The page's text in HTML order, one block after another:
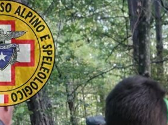
Eventi, modena, cnsas,
cai, soccorso-alpino,
fanano, sestola, lizzano-
duca-degli-abruzzi,
muzzarelli, freestyle,
2 agosto2026. Fanano
alla manifestazione
2 agosto2026. Fanano
alla manifestazione